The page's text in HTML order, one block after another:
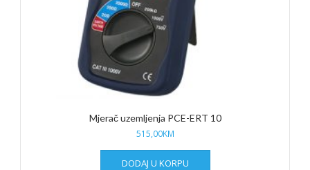
Mjerač uzemljenja PCE-ERT 10
515,00KM
DODAJ U KORPU